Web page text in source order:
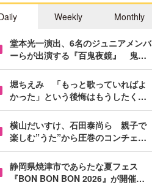
Weekly Monthly
堂本光一演出、6名のジュニアメンバ
ーらが出演する『百鬼夜鏡』 鬼…
堀ちえみ 「もっと歌っていればよ
かった」という後悔はもうしたく…
横山だいすけ、石田泰尚ら 親子で
楽しむ”うた”から圧巻のコンチェ…
静岡県焼津市であらたな夏フェス
『BON BON BON 2026』が開催…